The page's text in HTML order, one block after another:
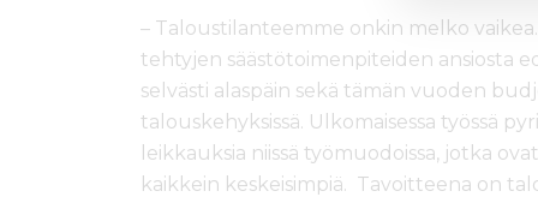
– Taloustilanteemme onkin melko
tehtyjen säästötoimenpiteiden ansiosta
selvästi alaspäin sekä tämän vuoden
talouskehyksissä. Ulkomaisessa työssä
leikkauksia niissä työmuodoissa, jotka
kaikkein keskeisimpiä. Tavoitteena on